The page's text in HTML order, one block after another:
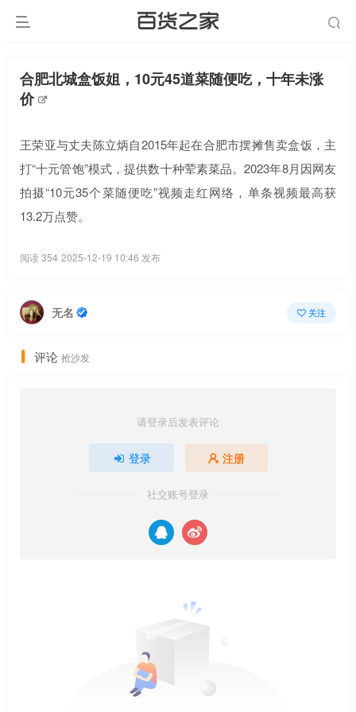
合肥北城盒饭姐，10元45道菜随便吃，十年未涨
价
王荣亚与丈夫陈立炳自2015年起在合肥市摆摊售卖盒饭，主
打“十元管饱”模式，提供数十种荤素菜品。2023年8月因网友
拍摄“10元35个菜随便吃”视频走红网络，单条视频最高获
13.2万点赞。
阅读 354 2025-12-19 10:46 发布
无名 关注
评论 抢沙发
请登录后发表评论
登录 注册
社交账号登录